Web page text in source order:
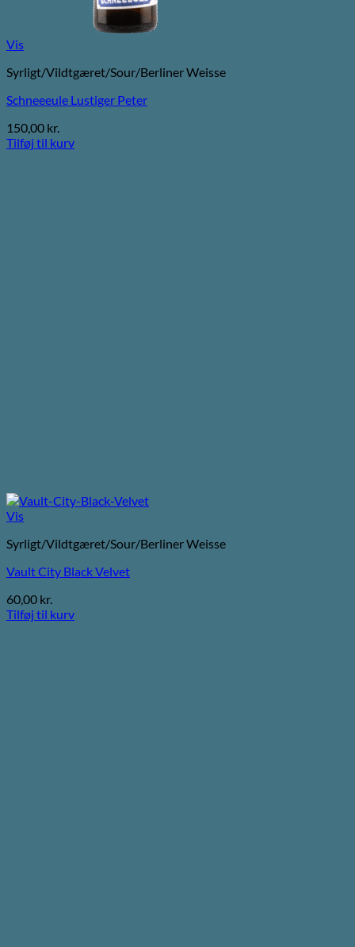
Vis
Syrligt/Vildtgæret/Sour/Berliner Weisse
Schneeeule Lustiger Peter
150,00 kr.
Tilføj til kurv
Vis
Syrligt/Vildtgæret/Sour/Berliner Weisse
Vault City Black Velvet
60,00 kr.
Tilføj til kurv